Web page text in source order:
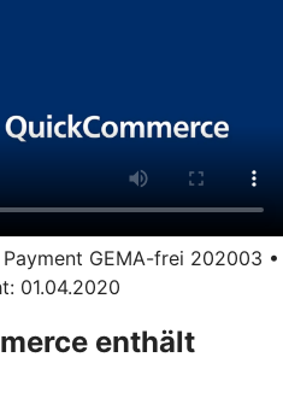
GEMA-frei 202003 •
01.04.2020
enthält